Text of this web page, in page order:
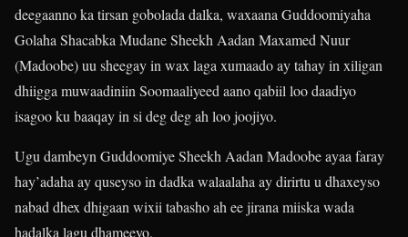
deegaanno ka tirsan gobolada dalka, waxaana Guddoomiyaha
Golaha Shacabka Mudane Sheekh Aadan Maxamed Nuur
(Madoobe) uu sheegay in wax laga xumaado ay tahay in xiligan
dhiigga muwaadiniin Soomaaliyeed aano qabiil loo daadiyo
isagoo ku baaqay in si deg deg ah loo joojiyo.
Ugu dambeyn Guddoomiye Sheekh Aadan Madoobe ayaa faray
hay’adaha ay quseyso in dadka walaalaha ay dirirtu u dhaxeyso
nabad dhex dhigaan wixii tabasho ah ee jirana miiska wada
hadalka lagu dhameeyo.